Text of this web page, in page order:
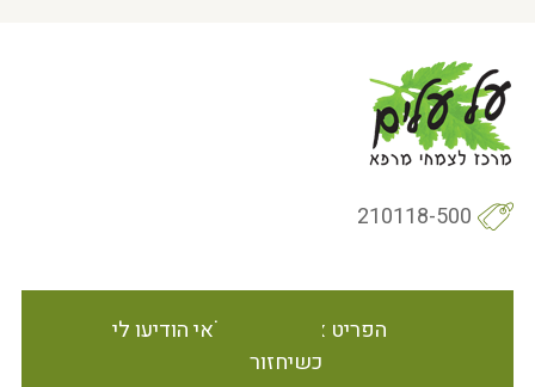
210118-500
הפריט אינו זמין במלאי הודיעו לי
כשיחזור